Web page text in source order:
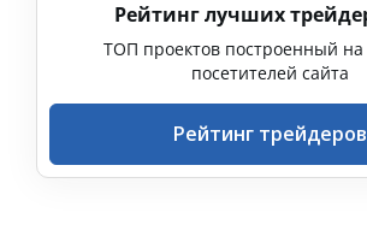
Рейтинг лучших
ТОП проектов построенный на
посетителей сайта
Рейтинг трейдеров